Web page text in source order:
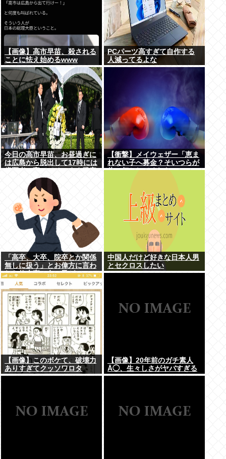
【画像】高市早苗、殺される
ことに怯え始めるwww
PCパーツ高すぎて自作する
人減ってるよな
今日の高市早苗、お昼過ぎに
は広島から脱出して17時には
【衝撃】メイウェザー「恵ま
れない子へ募金？そいつらが
俺に何かしてくれたの
「高卒、大卒、院卒とか関係
無しに扱う」とお偉方に言わ
れた修士卒の女の子が...
中国人だけど好きな日本人男
とセクロスしたい
【画像】このボケて、破壊力
ありすぎてクッソワロタ
www
【画像】20年前のガチ素人
Å◯、生々しさがヤバすぎる